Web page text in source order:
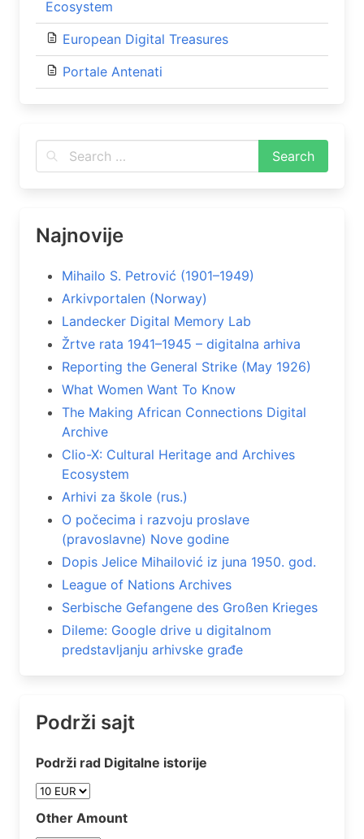
Ecosystem
European Digital Treasures
Portale Antenati
Najnovije
Mihailo S. Petrović (1901–1949)
Arkivportalen (Norway)
Landecker Digital Memory Lab
Žrtve rata 1941–1945 – digitalna arhiva
Reporting the General Strike (May 1926)
What Women Want To Know
The Making African Connections Digital
Archive
Clio-X: Cultural Heritage and Archives
Ecosystem
Arhivi za škole (rus.)
O počecima i razvoju proslave
(pravoslavne) Nove godine
Dopis Jelice Mihailović iz juna 1950. god.
League of Nations Archives
Serbische Gefangene des Großen Krieges
Dileme: Google drive u digitalnom
predstavljanju arhivske građe
Podrži sajt
Podrži rad Digitalne istorije
Other Amount